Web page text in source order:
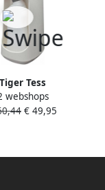
Tiger Tess
met
vrijstaand en
webshops
€ 49,95